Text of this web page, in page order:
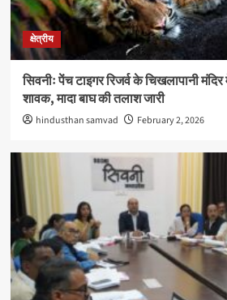
क्षेत्रीय
सिवनीः पेंच टाइगर रिजर्व के चिखलापानी
शावक, मादा बाघ की तलाश जारी
hindusthan samvad February 2, 2026